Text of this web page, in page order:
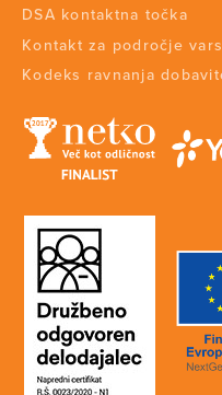
DSA kontaktna točka
Kontakt za področje
Kodeks ravnanja